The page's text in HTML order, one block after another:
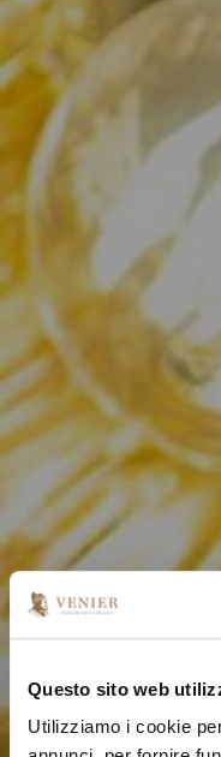
Questo sito web
Utilizziamo i cookie